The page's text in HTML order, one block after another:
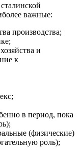
важные:
производства;
и
к
в период, пока
(физические)
роль);